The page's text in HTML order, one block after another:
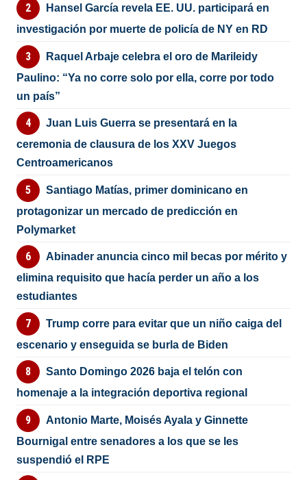
Hansel García revela EE. UU. participará en
investigación por muerte de policía de NY en RD
Raquel Arbaje celebra el oro de Marileidy
Paulino: “Ya no corre solo por ella, corre por todo
un país”
Juan Luis Guerra se presentará en la
ceremonia de clausura de los XXV Juegos
Centroamericanos
Santiago Matías, primer dominicano en
protagonizar un mercado de predicción en
Polymarket
Abinader anuncia cinco mil becas por mérito y
elimina requisito que hacía perder un año a los
estudiantes
Trump corre para evitar que un niño caiga del
escenario y enseguida se burla de Biden
Santo Domingo 2026 baja el telón con
homenaje a la integración deportiva regional
Antonio Marte, Moisés Ayala y Ginnette
Bournigal entre senadores a los que se les
suspendió el RPE